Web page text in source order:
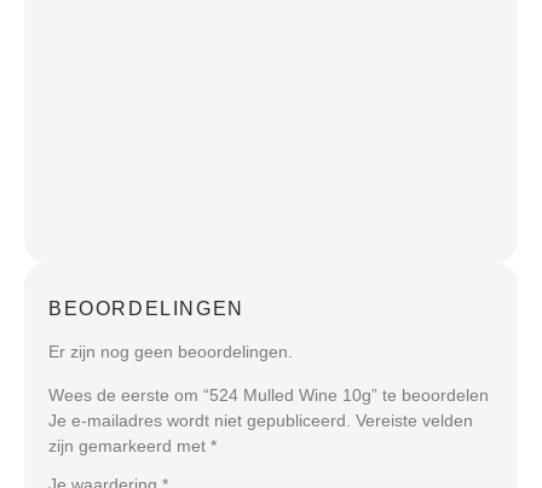
BEOORDELINGEN
Er zijn nog geen beoordelingen.
Wees de eerste om “524 Mulled Wine 10g” te beoordelen
Je e-mailadres wordt niet gepubliceerd. Vereiste velden
zijn gemarkeerd met *